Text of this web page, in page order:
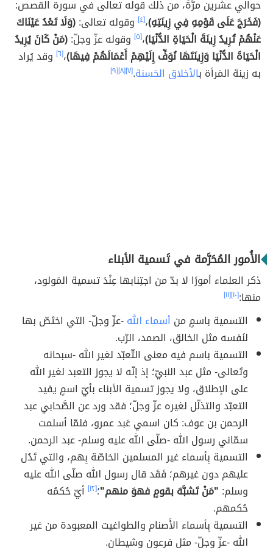
حوالي عشرين مرَّةً، من ذلك قوله تعالى في سورة القصص:
(فَخَرَجَ عَلَى قَوْمِهِ فِي زِينَتِهِ)،[٤] وقوله تعالى:(وَلَا تَعْدُ عَيْنَاكَ
عَنْهُمْ تُرِيدُ زِينَةَ الْحَيَاةِ الدُّنْيَا)،[٥] وقوله عزّ وجلّ:(مَنْ كَانَ يُرِيدُ
الْحَيَاةَ الدُّنْيَا وَزِينَتَهَا نُوَفِّ إِلَيْهِمْ أَعْمَالَهُمْ فِيهَا)،[٦]
وقد يُراد
به زينة المَرأة بالأخلاق الحَسنة.[٧] [٨] [٩]
الأُمور المُحَرَّمة في تَسمية الأبناء
ذكر العلماء أمورًا لا بدّ من اجتِنابها عِنْدَ تسمية المَولود،
منها:[١٠] [١١]
التسمية باسمٍ من أسماء الله-عزّ وجلّ- التي اختَصّ بها
لنَفسه مثل الخالق، الصمد، الرّب.
التسمية باسم فيه معنى التّعبّد لغير الله -سبحانه
وتَعالى- مثل عبد النبيّ؛ إذ إنّه لا يجوز التعبد لغير الله
على الإطلاق، ولا يجوز تسمية الأبناء بأيّ اسمٍ يفيد
التعبّد والتذلّل لغيره عزّ وجلّ؛ فقد ورد عن الصَّحابي عبد
الرحمن بن عوف: كان اسمي عَبد عمرو، فلمّا أسلمت
سمّاني رسول الله -صلّى الله عليه وسلم- عبد الرحمن.
التسمية بِأسماء غير المسلمين الخاصّة بِهم، والتي تَدُل
عليهم دون غيرهم؛ فَقَد قال رسول الله صلّى الله عليه
وسلم: "مَنْ تَشبَّهَ بقومٍ فهوَ منهم"؛[١٢] أيّ حُكمُه
حُكمهم.
التسمية بِأسماء الأَصنام والطواغيت المعبودة من غير
الله -عزّ وجلّ- مثل فرعون وشيطان.